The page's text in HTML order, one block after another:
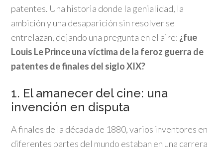
patentes. Una historia donde la genialidad, la
ambición y una desaparición sin resolver se
entrelazan, dejando una pregunta en el aire: ¿fue
Louis Le Prince una víctima de la feroz guerra de
patentes de finales del siglo XIX?
1. El amanecer del cine: una
invención en disputa
A finales de la década de 1880, varios inventores en
diferentes partes del mundo estaban en una carrera